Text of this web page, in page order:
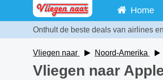
Home
Onthult de beste deals van airlines
Vliegen naar Noord-Amerika
Vliegen naar